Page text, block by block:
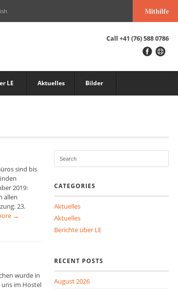
Mithilfe
Call +41 (76) 588 0786
LE Aktuelles Bilder
sind bis
2019:
allen
23.
→
wurde in
im Hostel
CATEGORIES
Aktuelles
Aktuelles
Berichte über LE
RECENT POSTS
August 2026